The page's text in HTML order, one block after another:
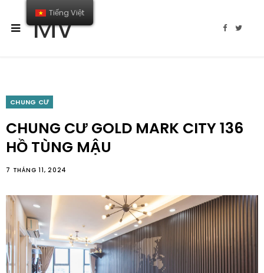
MV
F
T
CHUNG CƯ
CHUNG CƯ GOLD MARK CITY 136
HỒ TÙNG MẬU
7 THÁNG 11, 2024
Tiếng Việt